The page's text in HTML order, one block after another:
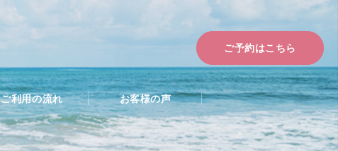
ご予約はこちら
ご利用の流れ お客様の声